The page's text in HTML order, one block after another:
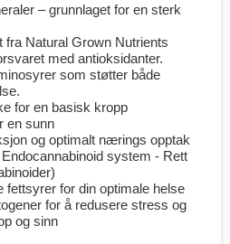
– grunnlaget for en sterk
fra Natural Grown Nutrients
med antioksidanter.
som støtter både
for en basisk kropp
en sunn
og optimalt nærings opptak
system - Rett
fettsyrer for din optimale helse
for å redusere stress og
og sinn